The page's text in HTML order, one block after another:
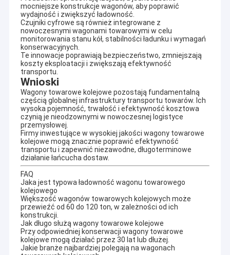
Wagon kontenerowy
Wagon z otwartym dachem
Samochód z wywrotką boczną
Wózek wagonu kolejowego
Osie kół wagonów
Części do wózków kolejowych
Części do hamulców pneumatycznych
Sprzęg wagonowy
Części do wagonów kolejowych
Urządzenia do utrzymania kolei
Wnętrza kolejowe
mocniejsze konstrukcje wagonów, aby poprawić
wydajność i zwiększyć ładowność.
Czujniki cyfrowe są również integrowane z
nowoczesnymi wagonami towarowymi w celu
monitorowania stanu kół, stabilności ładunku i wymagań
konserwacyjnych.
Te innowacje poprawiają bezpieczeństwo, zmniejszają
koszty eksploatacji i zwiększają efektywność
transportu.
Wnioski
Wagony towarowe kolejowe pozostają fundamentalną
częścią globalnej infrastruktury transportu towarów. Ich
wysoka pojemność, trwałość i efektywność kosztowa
czynią je nieodzownymi w nowoczesnej logistyce
przemysłowej.
Firmy inwestujące w wysokiej jakości wagony towarowe
kolejowe mogą znacznie poprawić efektywność
transportu i zapewnić niezawodne, długoterminowe
działanie łańcucha dostaw.
FAQ
Jaka jest typowa ładowność wagonu towarowego
kolejowego
Większość wagonów towarowych kolejowych może
przewieźć od 60 do 120 ton, w zależności od ich
konstrukcji.
Jak długo służą wagony towarowe kolejowe
Przy odpowiedniej konserwacji wagony towarowe
kolejowe mogą działać przez 30 lat lub dłużej.
Jakie branże najbardziej polegają na wagonach
specjalnych funkcjach.Poza tym Tieke Railway może produkować i
dostarczać różnego rodzaju części zamienne do wagonów, takie jak
wózki wagonowe, koła i osie, części układu hamulcowego, części układu
sprzęgającego i inne części wagonu.Każdego roku Tieke Railway mogła
wyprodukować ponad 1000 zestawów wagonów, naprawić 3000
zestawów wagonów, wynająć 650-1000 zestawów wagonów oraz
sprzedać ponad 50 000 zestawów części do wagonów.
Kolej Tieke wynajmuje ponad 600 zestawów wagonów platformowych,
wagonów balastowych firmom krajowym, takim jak China Railway
Group (CRG), China Railway Construction Corporation (CRCC), CRRC
itp., które stanowią precedens dla prywatnych przedsiębiorstw w
wynajmowaniu pojazdów kolejowych państwu przedsiębiorstwa i
przedsiębiorstwa centralne.Od 2018 roku Tieke Railway dostarcza różne
wagony kolejowe klientom w Laosie, Wietnamie, Birmie, Korei
Południowej, Rosji, Australii, Sierra Leone, Zambii, Niemczech,
Włoszech itd.
W oparciu o konsolidację pierwotnej działalności, Tieke Railway
zwiększyła inwestycje naukowe i technologiczne oraz przyspieszyła
innowacje naukowe i technologiczne oraz rozwój nowych produktów.Od
2018 roku firma złożyła wnioski o ponad 30 patentów na produkty i
opracowała szereg zaawansowanych i praktycznych krajowych
produktów technicznych związanych z urządzeniami kolejowymi.W
2019 roku firma uzyskała certyfikat przedsiębiorstwa high-tech wydany
przez krajowy dział naukowo-techniczny oraz uprawnienia do produkcji